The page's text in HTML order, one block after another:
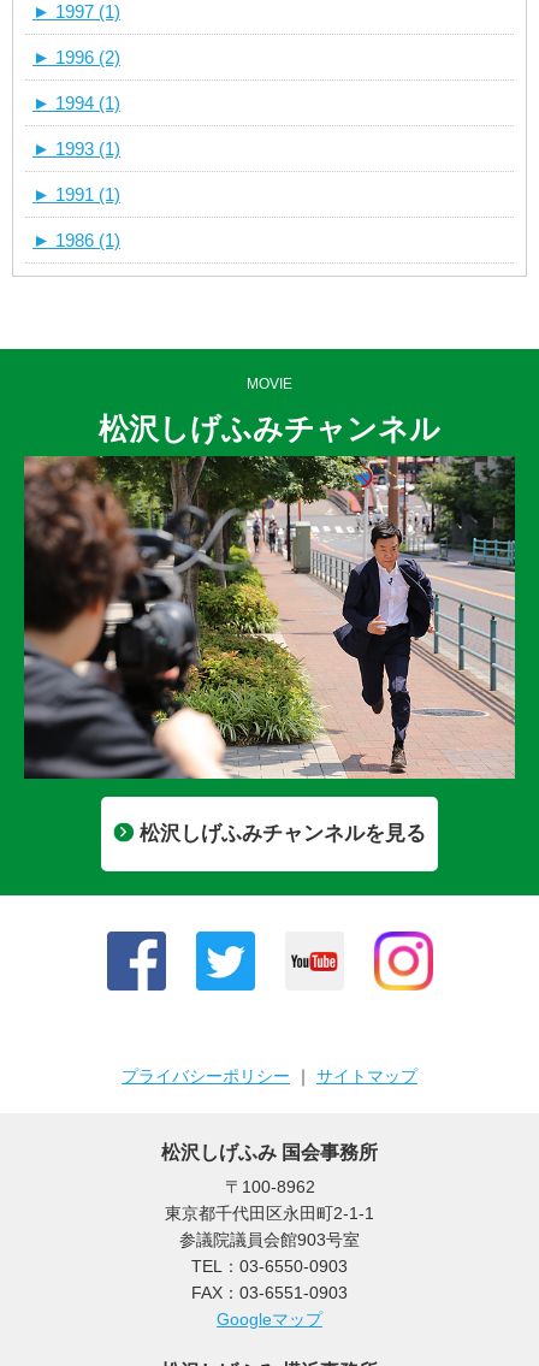
► 1997 (1)
► 1996 (2)
► 1994 (1)
► 1993 (1)
► 1991 (1)
► 1986 (1)
MOVIE
松沢しげふみチャンネル
松沢しげふみチャンネルを見る
プライバシーポリシー ｜ サイトマップ
松沢しげふみ 国会事務所
〒100-8962
東京都千代田区永田町2-1-1
参議院議員会館903号室
TEL：03-6550-0903
FAX：03-6551-0903
Googleマップ